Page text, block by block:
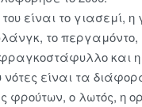
είναι το γιασεμί,
το περγαμόντο,
φραγκοστάφυλλο και
νότες είναι τα
φρούτων, ο λωτός, η